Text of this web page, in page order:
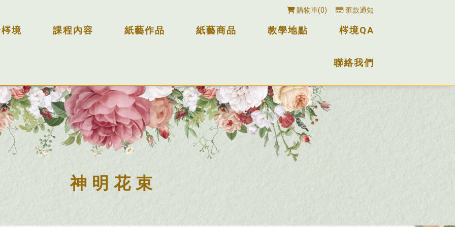
購物車 0 匯款通知
境 課程內容 紙藝作品 紙藝商品 教學地點 梣境QA
聯絡我們
神明花束